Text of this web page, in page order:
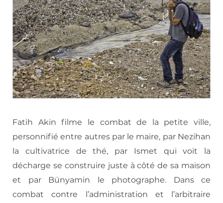
Fatih Akin filme le combat de la petite ville,
personnifié entre autres par le maire, par Nezihan
la cultivatrice de thé, par Ismet qui voit la
décharge se construire juste à côté de sa maison
et par Bünyamin le photographe. Dans ce
combat contre l’administration et l’arbitraire